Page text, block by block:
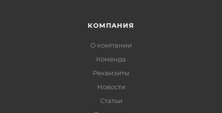
КОМПАНИЯ
О компании
Команда
Реквизиты
Новости
Статьи